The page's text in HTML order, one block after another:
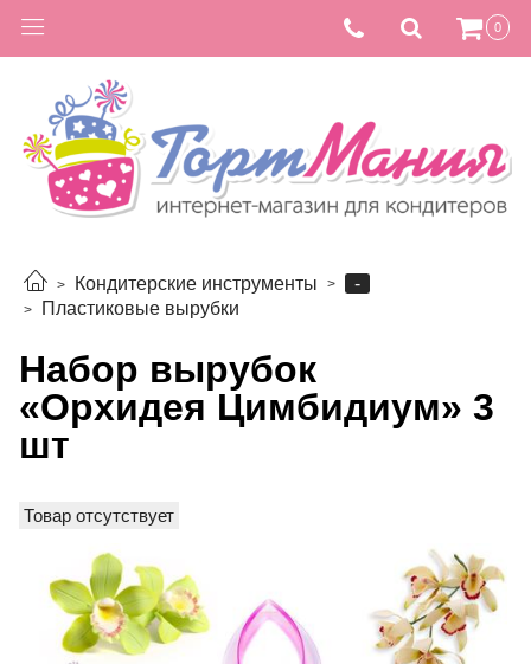
0
Кондитерские инструменты
-
Пластиковые вырубки
Набор вырубок
«Орхидея Цимбидиум» 3
шт
Товар отсутствует